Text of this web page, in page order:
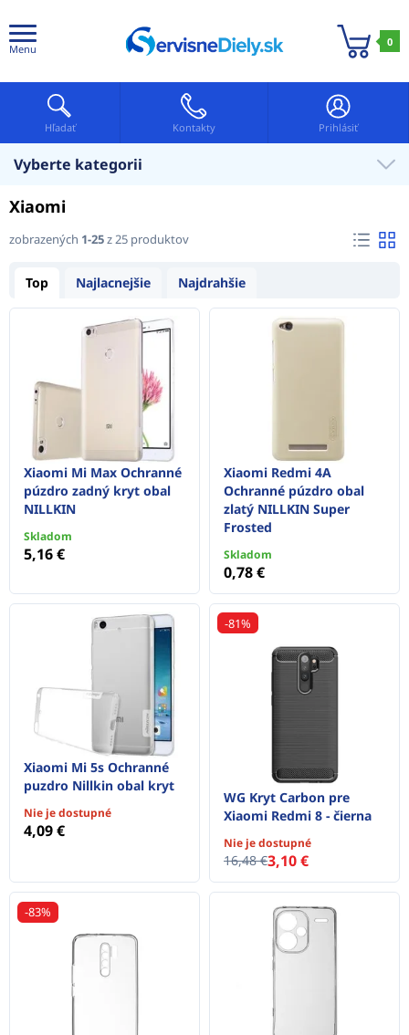
Menu
0
Hľadať Kontakty Prihlásiť
Vyberte kategorii
Xiaomi
zobrazených 1-25z 25 produktov
Top Najlacnejšie Najdrahšie
Xiaomi Mi Max Ochranné
púzdro zadný kryt obal
NILLKIN
Skladom
5,16 €
Xiaomi Redmi 4A
Ochranné púzdro obal
zlatý NILLKIN Super
Frosted
Skladom
0,78 €
Xiaomi Mi 5s Ochranné
puzdro Nillkin obal kryt
Nie je dostupné
4,09 €
-81%
WG Kryt Carbon pre
Xiaomi Redmi 8 - čierna
Nie je dostupné
16,48 €3,10 €
-83%